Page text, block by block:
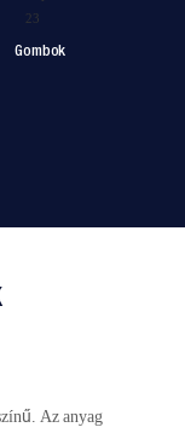
Gombok
Az anyag